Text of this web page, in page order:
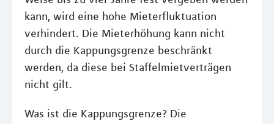
kann, wird eine hohe Mieterfluktuation
verhindert. Die Mieterhöhung kann nicht
durch die Kappungsgrenze beschränkt
werden, da diese bei Staffelmietverträgen
nicht gilt.
Was ist die Kappungsgrenze? Die